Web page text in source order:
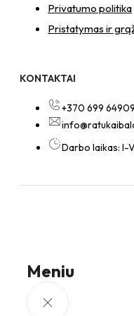
Privatumo politika
Pristatymas ir
KONTAKTAI
+370 699 64909
Darbo laikas: I-
Meniu